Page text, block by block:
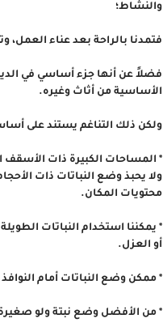
والنشاط؛
فتمدنا بالراحة بعد عناء العمل،
فضلاً عن أنها جزء أساسي في
الأساسية من أثاث وغيره.
ولكن ذلك التناغم يستند على
* المساحات الكبيرة ذات الأسقف
ولا يحبذ وضع النباتات ذات
محتويات المكان.
* يمكننا استخدام النباتات
أو العزل.
* ممكن وضع النباتات أمام
* من الأفضل وضع نبتة ولو